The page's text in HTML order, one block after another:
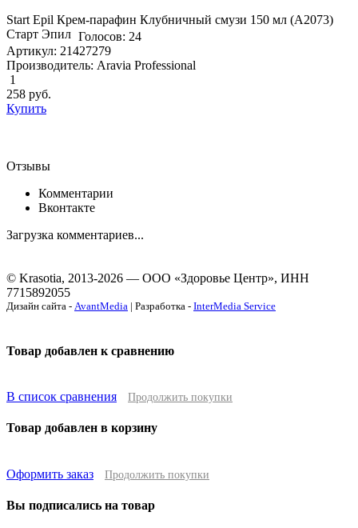
Start Epil Крем-парафин Клубничный смузи 150 мл (А2073)
Старт Эпил Голосов: 24
Артикул: 21427279
Производитель: Aravia Professional
1
258 руб.
Купить
Отзывы
Комментарии
Вконтакте
Загрузка комментариев...
© Krasotia, 2013-2026 — ООО «Здоровье Центр», ИНН
7715892055
Дизайн сайта - AvantMedia | Разработка - InterMedia Service
Товар добавлен к сравнению
В список сравнения Продолжить покупки
Товар добавлен в корзину
Оформить заказ Продолжить покупки
Вы подписались на товар